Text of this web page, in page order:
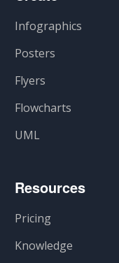
Infographics
Posters
Flyers
Flowcharts
UML
Resources
Pricing
Knowledge